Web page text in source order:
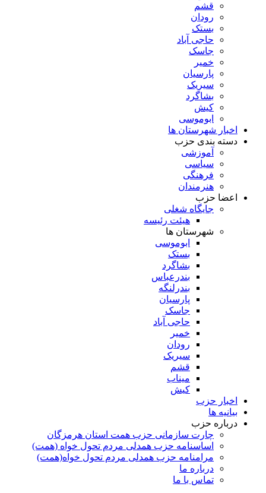
قشم
رودان
بستک
حاجی آباد
جاسک
خمیر
پارسیان
سیریک
بشاگرد
کیش
ابوموسی
اخبار شهرستان ها
دسته بندی حزب
آموزشی
سیاسی
فرهنگی
هنرمندان
اعضا حزب
جایگاه شغلی
هیئت رئیسه
شهرستان ها
ابوموسی
بستک
بشاگرد
بندرعباس
بندرلنگه
پارسیان
جاسک
حاجی آباد
خمیر
رودان
سیریک
قشم
میناب
کیش
اخبار حزب
بیانیه ها
درباره حزب
چارت سازمانی حزب همت استان هرمزگان
اساسنامه حزب همدلی مردم تحول خواه (همت)
مرامنامه حزب همدلی مردم تحول خواه(همت)
درباره ما
تماس با ما